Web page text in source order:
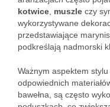
kotwice muszle czy
wykorzystywane
przedstawiające
podkreślają nadmorski
Ważnym aspektem
odpowiednich
bawełna, są często